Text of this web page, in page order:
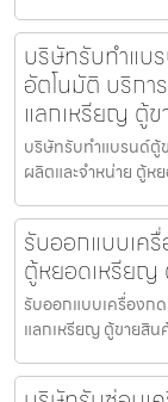
บริษัทรับทำแบ
อัตโนมัติ บริกา
แลกเหรียญ ตู้ข
บริษัทรับทำแบรนด์ตู้
ผลิตและจำหน่าย ตู้
รับออกแบบเค
ตู้หยอดเหรียญ
รับออกแบบเครื่องก
แลกเหรียญ ตู้ขายสิ